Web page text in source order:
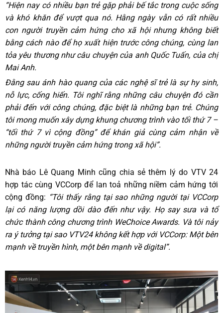
“Hiện nay có nhiều bạn trẻ gặp phải bế tắc trong cuộc sống
và khó khăn để vượt qua nó. Hằng ngày vẫn có rất nhiều
con người truyền cảm hứng cho xã hội nhưng không biết
bằng cách nào để họ xuất hiện trước công chúng, cùng lan
tỏa yêu thương như câu chuyện của anh Quốc Tuấn, của chị
Mai Anh.
Đằng sau ánh hào quang của các nghệ sĩ trẻ là sự hy sinh,
nỗ lực, cống hiến. Tôi nghĩ rằng những câu chuyện đó cần
phải đến với công chúng, đặc biệt là những bạn trẻ. Chúng
tôi mong muốn xây dựng khung chương trình vào tối thứ 7 –
“tối thứ 7 vì cộng đồng” để khán giả cùng cảm nhận về
những người truyền cảm hứng trong xã hội”.
Nhà báo Lê Quang Minh cũng chia sẻ thêm lý do VTV 24
hợp tác cùng VCCorp để lan toả những niềm cảm hứng tới
cộng đồng: “Tôi thấy rằng tại sao những người tại VCCorp
lại có năng lượng dồi dào đến như vậy. Họ say sưa và tổ
chức thành công chương trình WeChoice Awards. Và tôi nảy
ra ý tưởng tại sao VTV24 không kết hợp với VCCorp: Một bên
mạnh về truyền hình, một bên mạnh về digital”.